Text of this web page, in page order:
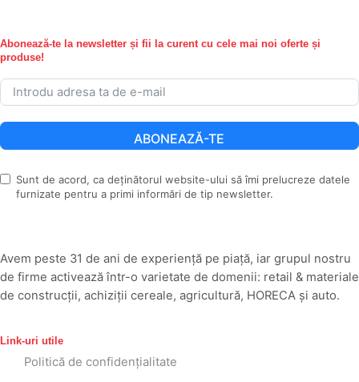
Abonează-te la newsletter și fii la curent cu cele mai noi oferte și
produse!
ABONEAZĂ-TE
Sunt de acord, ca deținătorul website-ului să îmi prelucreze datele
furnizate pentru a primi informări de tip newsletter.
Avem peste 31 de ani de experiență pe piață, iar grupul nostru
de firme activează într-o varietate de domenii: retail & materiale
de construcții, achiziții cereale, agricultură, HORECA și auto.
Link-uri utile
Politică de confidențialitate